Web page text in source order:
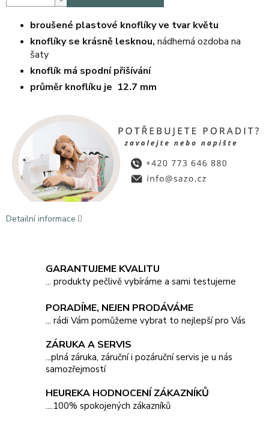
broušené plastové knoflíky ve tvar květu
knoflíky se krásně lesknou, nádherná ozdoba na
šaty
knoflík má spodní přišívání
průměr knoflíku je 12.7 mm
Detailní informace
GARANTUJEME KVALITU
... produkty pečlivě vybíráme a sami testujeme
PORADÍME, NEJEN PRODÁVÁME
... rádi Vám pomůžeme vybrat to nejlepší pro Vás
ZÁRUKA A SERVIS
...plná záruka, záruční i pozáruční servis je u nás
samozřejmostí
HEUREKA HODNOCENÍ ZÁKAZNÍKŮ
....100% spokojených zákazníků